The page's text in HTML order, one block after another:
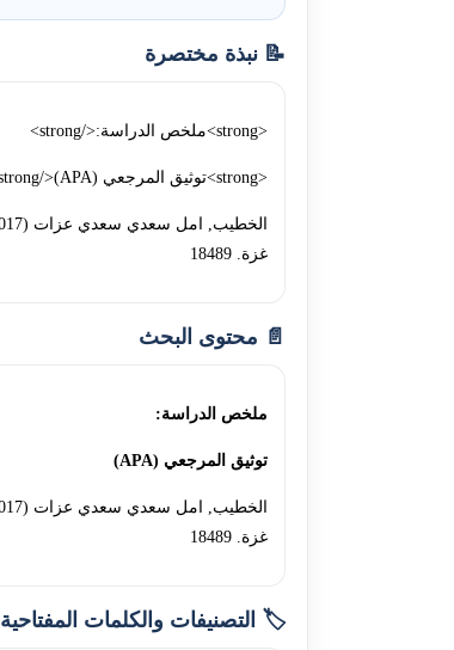
📝 نبذة مختصرة
<strong>ملخص الدراسة:</strong>
<strong>توثيق المرجعي (APA)</strong>
غزة. 18489
📄 محتوى البحث
ملخص الدراسة:
توثيق المرجعي (APA)
غزة. 18489
🏷️ التصنيفات والكلمات المفتاحية